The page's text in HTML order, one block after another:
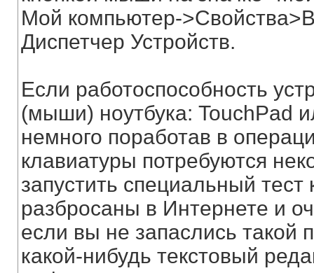
Мой компьютер-
Диспетчер Устройств.
Если работоспособность
(мыши) ноутбука: TouchPad
немного поработав в
клавиатуры потребуются
запустить специальный
разбросаны в Интернете и
если вы не запаслись такой
какой-нибудь текстовый